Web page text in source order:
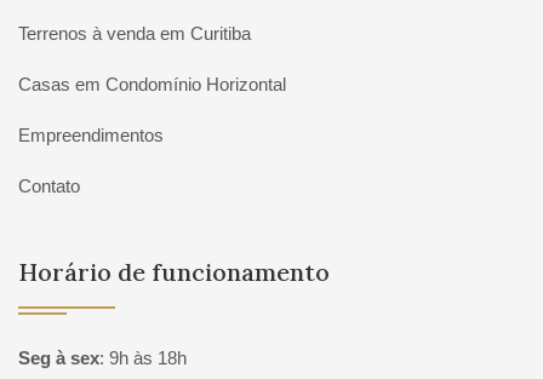
Terrenos à venda em Curitiba
Casas em Condomínio Horizontal
Empreendimentos
Contato
Horário de funcionamento
Seg à sex: 9h às 18h